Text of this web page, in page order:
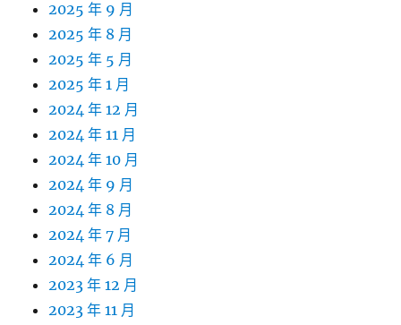
2025 年 9 月
2025 年 8 月
2025 年 5 月
2025 年 1 月
2024 年 12 月
2024 年 11 月
2024 年 10 月
2024 年 9 月
2024 年 8 月
2024 年 7 月
2024 年 6 月
2023 年 12 月
2023 年 11 月